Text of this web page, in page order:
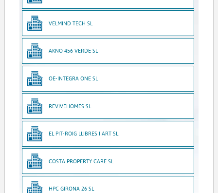
VELMIND TECH SL
AKNO 456 VERDE SL
OE-INTEGRA ONE SL
REVIVEHOMES SL
EL PIT-ROIG LLIBRES I ART SL
COSTA PROPERTY CARE SL
HPC GIRONA 26 SL